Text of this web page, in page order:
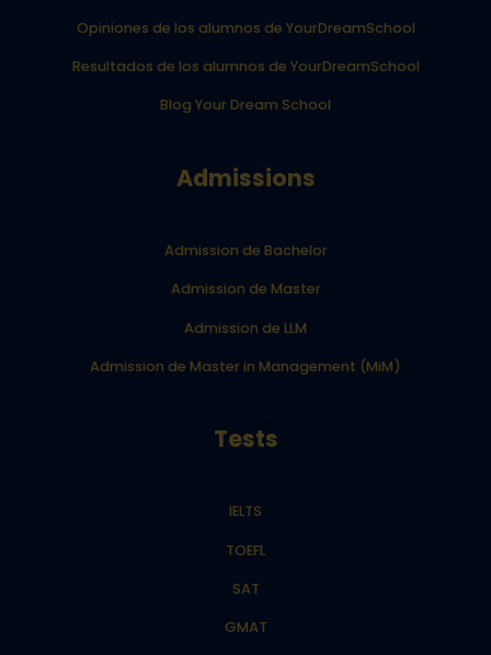
Opiniones de los alumnos de YourDreamSchool
Resultados de los alumnos de YourDreamSchool
Blog Your Dream School
Admissions
Admission de Bachelor
Admission de Master
Admission de LLM
Admission de Master in Management (MiM)
Tests
IELTS
TOEFL
SAT
GMAT